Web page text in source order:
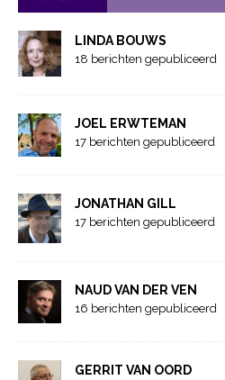
LINDA BOUWS
18 berichten gepubliceerd
JOEL ERWTEMAN
17 berichten gepubliceerd
JONATHAN GILL
17 berichten gepubliceerd
NAUD VAN DER VEN
16 berichten gepubliceerd
GERRIT VAN OORD